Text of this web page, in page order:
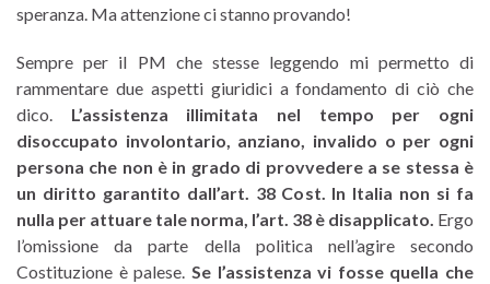
speranza. Ma attenzione ci stanno provando!
Sempre per il PM che stesse leggendo mi permetto di
rammentare due aspetti giuridici a fondamento di ciò che
dico. L’assistenza illimitata nel tempo per ogni
disoccupato involontario, anziano, invalido o per ogni
persona che non è in grado di provvedere a se stessa è
un diritto garantito dall’art. 38 Cost. In Italia non si fa
nulla per attuare tale norma, l’art. 38 è disapplicato. Ergo
l’omissione da parte della politica nell’agire secondo
Costituzione è palese. Se l’assistenza vi fosse quella che